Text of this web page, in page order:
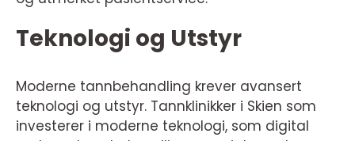
Teknologi og Utstyr
Moderne tannbehandling krever avansert
teknologi og utstyr. Tannklinikker i Skien som
investerer i moderne teknologi, som digital